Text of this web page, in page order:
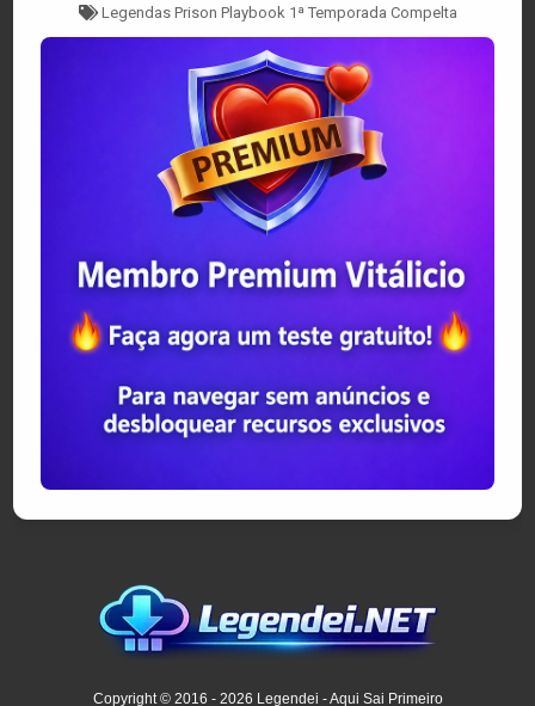
Tagged
Legendas Prison Playbook 1ª Temporada Compelta
Copyright © 2016 - 2026 Legendei - Aqui Sai Primeiro